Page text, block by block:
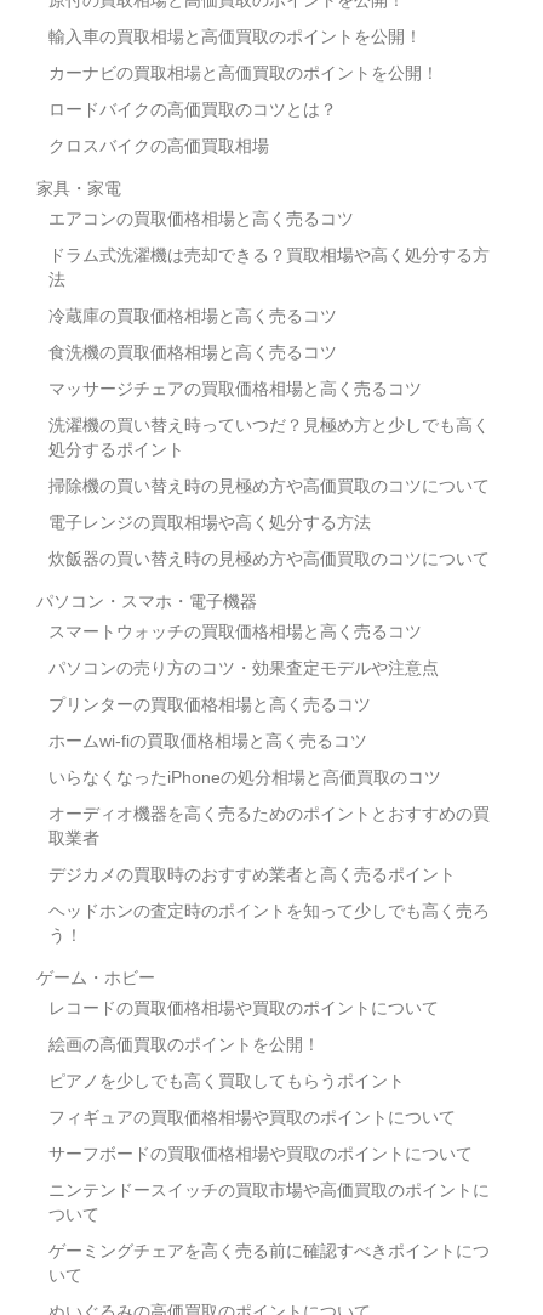
輸入車の買取相場と高価買取のポイントを公開！
カーナビの買取相場と高価買取のポイントを公開！
ロードバイクの高価買取のコツとは？
クロスバイクの高価買取相場
家具・家電
エアコンの買取価格相場と高く売るコツ
ドラム式洗濯機は売却できる？買取相場や高く処分する方
法
冷蔵庫の買取価格相場と高く売るコツ
食洗機の買取価格相場と高く売るコツ
マッサージチェアの買取価格相場と高く売るコツ
洗濯機の買い替え時っていつだ？見極め方と少しでも高く
処分するポイント
掃除機の買い替え時の見極め方や高価買取のコツについて
電子レンジの買取相場や高く処分する方法
炊飯器の買い替え時の見極め方や高価買取のコツについて
パソコン・スマホ・電子機器
スマートウォッチの買取価格相場と高く売るコツ
パソコンの売り方のコツ・効果査定モデルや注意点
プリンターの買取価格相場と高く売るコツ
ホームwi-fiの買取価格相場と高く売るコツ
いらなくなったiPhoneの処分相場と高価買取のコツ
オーディオ機器を高く売るためのポイントとおすすめの買
取業者
デジカメの買取時のおすすめ業者と高く売るポイント
ヘッドホンの査定時のポイントを知って少しでも高く売ろ
う！
ゲーム・ホビー
レコードの買取価格相場や買取のポイントについて
絵画の高価買取のポイントを公開！
ピアノを少しでも高く買取してもらうポイント
フィギュアの買取価格相場や買取のポイントについて
サーフボードの買取価格相場や買取のポイントについて
ニンテンドースイッチの買取市場や高価買取のポイントに
ついて
ゲーミングチェアを高く売る前に確認すべきポイントにつ
いて